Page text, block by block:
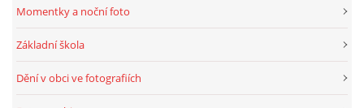
FOTOALBUM
PODĚKOVÁNÍ
Momentky a noční foto
Základní škola
Dění v obci ve fotografiích